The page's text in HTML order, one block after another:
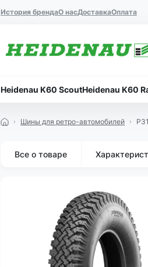
История брендаО насДоставкаОплата
Heidenau K60 ScoutHeidenau K60
Шины для ретро-автомобилей
Все о товаре